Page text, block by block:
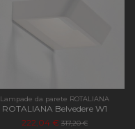
Lampade da parete ROTALIANA
ROTALIANA Belvedere W1
222,04 € 317,20 €